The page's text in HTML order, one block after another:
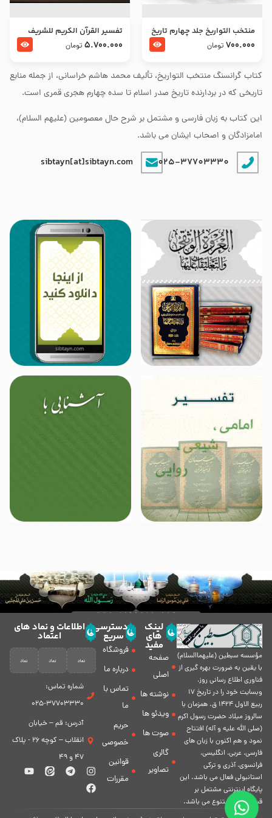
کتاب گرانسنگ منتخب التواريخ، تألیف محمد هاشم خراسانی، از جمله منابع
تاریخی که در بردارنده تاریخ صدر اسلام تا سده چهارم هجری قمری است.
این کتاب به زبان فارسی و مشتمل بر شرح حال معصومین (علیهم السلام)،
امامزادگان و اصحاب ایشان می باشد.
025-37703330
sibtayn[at]sibtayn.com
منتخب التواریخ جلد چهارم تاریخ
امام زین العابدین و امام محمد
700.000 تومان
تفسير القرآن الكريم للشريف
المرتضي قدس سرّه
5.700.000 تومان
مؤسسه سبطين (عليهماالسلام)
با يقين به ضرورت بهره گیرى از
فناورى اطلاع رسانى روز،
وبسایت خود را در تاريخ 17
ربيع الاول 1424 ق. همزمان با
سالروز ميلاد حضرت رسول اكرم
(صلی الله علیه و آله) افتتاح
نمود و هم اكنون با زبان های
فارسی، عربى، انگلیسی،
فرانسوی، آذری و ترکی
استانبولی فعال مى باشد. اين
پايگاه اينترنتى مشتمل بر
قسمت هاى متنوع مى باشد.
لینک
های
مفید
صفحه
اصلی
نوشته ها
ویدئو ها
صوت ها
گالری
تصاویر
دسترسی
سریع
فروشگاه
درباره ما
تماس با
ما
حریم
خصوصی
قوانین
مقررات
اطلاعات و نماد های
اعتماد
شماره تماس:
37703330-025
آدرس: قم – خیابان
انقلاب – کوچه 26 - پلاک
47 و 49